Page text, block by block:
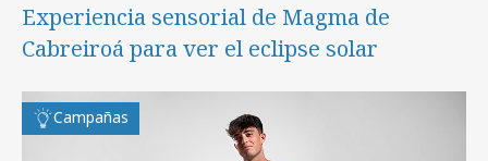
Experiencia sensorial de Magma de
Cabreiroá para ver el eclipse solar
Campañas